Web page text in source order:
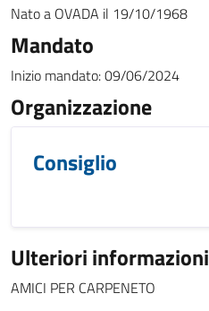
Nato a OVADA il 19/10/1968
Mandato
Inizio mandato:09/06/2024
Organizzazione
Consiglio
Ulteriori informazioni
AMICI PER CARPENETO